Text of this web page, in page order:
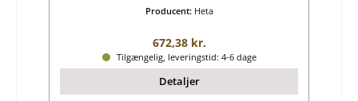
Producent: Heta
Almindelig pris:
672,38 kr.
Tilgængelig, leveringstid: 4-6 dage
Detaljer